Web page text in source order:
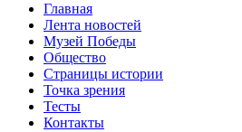
Главная
Лента новостей
Музей Победы
Общество
Страницы истории
Точка зрения
Тесты
Контакты